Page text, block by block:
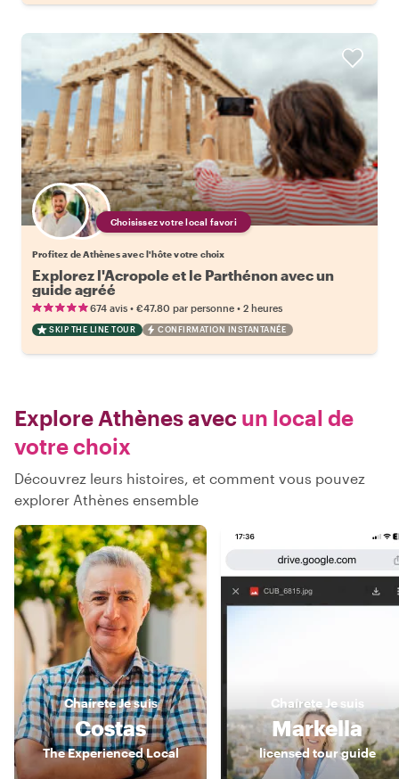
Choisissez votre local favori
Profitez de Athènes avec l'hôte votre choix
Explorez l'Acropole et le Parthénon avec un
guide agréé
674 avis • €47.80 par personne • 2 heures
SKIP THE LINE TOUR CONFIRMATION INSTANTANÉE
Explore Athènes avec un local de
votre choix
Découvrez leurs histoires, et comment vous pouvez
explorer Athènes ensemble
ChaíreteJe suis
Costas
The Experienced Local
Chaírete Je suis
Markella
licensed tour guide